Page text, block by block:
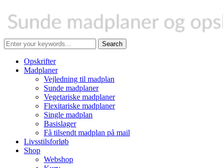
Opskrifter
Madplaner
Vejledning til madplan
Sunde madplaner
Vegetariske madplaner
Flexitariske madplaner
Single madplan
Basislager
Få tilsendt madplan på mail
Livsstilsforløb
Shop
Webshop